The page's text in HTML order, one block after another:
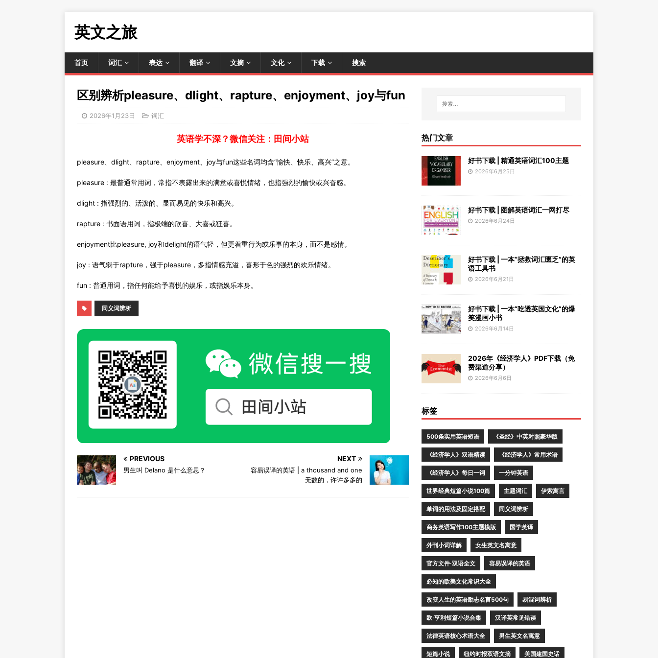
英文之旅
首页 词汇 表达 翻译 文摘 文化 下载 搜索
区别辨析pleasure、dlight、rapture、enjoyment、joy与fun
2026年1月23日 词汇
英语学不深？微信关注：田间小站
pleasure、dlight、rapture、enjoyment、joy与fun这些名词均含“愉快、快乐、高兴”之意。
pleasure : 最普通常用词，常指不表露出来的满意或喜悦情绪，也指强烈的愉快或兴奋感。
dlight : 指强烈的、活泼的、显而易见的快乐和高兴。
rapture : 书面语用词，指极端的欣喜、大喜或狂喜。
enjoyment比pleasure, joy和delight的语气轻，但更着重行为或乐事的本身，而不是感情。
joy : 语气弱于rapture，强于pleasure，多指情感充溢，喜形于色的强烈的欢乐情绪。
fun : 普通用词，指任何能给予喜悦的娱乐，或指娱乐本身。
同义词辨析
PREVIOUS
男生叫 Delano 是什么意思？
NEXT
容易误译的英语 | a thousand and one
无数的，许许多多的
热门文章
好书下载 | 精通英语词汇100主题
2026年6月25日
好书下载 | 图解英语词汇一网打尽
2026年6月24日
好书下载 | 一本“拯救词汇匮乏”的英
语工具书
2026年6月21日
好书下载 | 一本“吃透英国文化”的爆
笑漫画小书
2026年6月14日
2026年《经济学人》PDF下载（免
费渠道分享）
2026年6月6日
标签
500条实用英语短语 《圣经》中英对照豪华版
《经济学人》双语精读 《经济学人》常用术语
《经济学人》每日一词 一分钟英语
世界经典短篇小说100篇 主题词汇 伊索寓言
单词的用法及固定搭配 同义词辨析
商务英语写作100主题模版 国学英译
外刊小词详解 女生英文名寓意
官方文件·双语全文 容易误译的英语
必知的欧美文化常识大全
改变人生的英语励志名言500句 易混词辨析
欧·亨利短篇小说合集 汉译英常见错误
法律英语核心术语大全 男生英文名寓意
短篇小说 纽约时报双语文摘 美国建国史话